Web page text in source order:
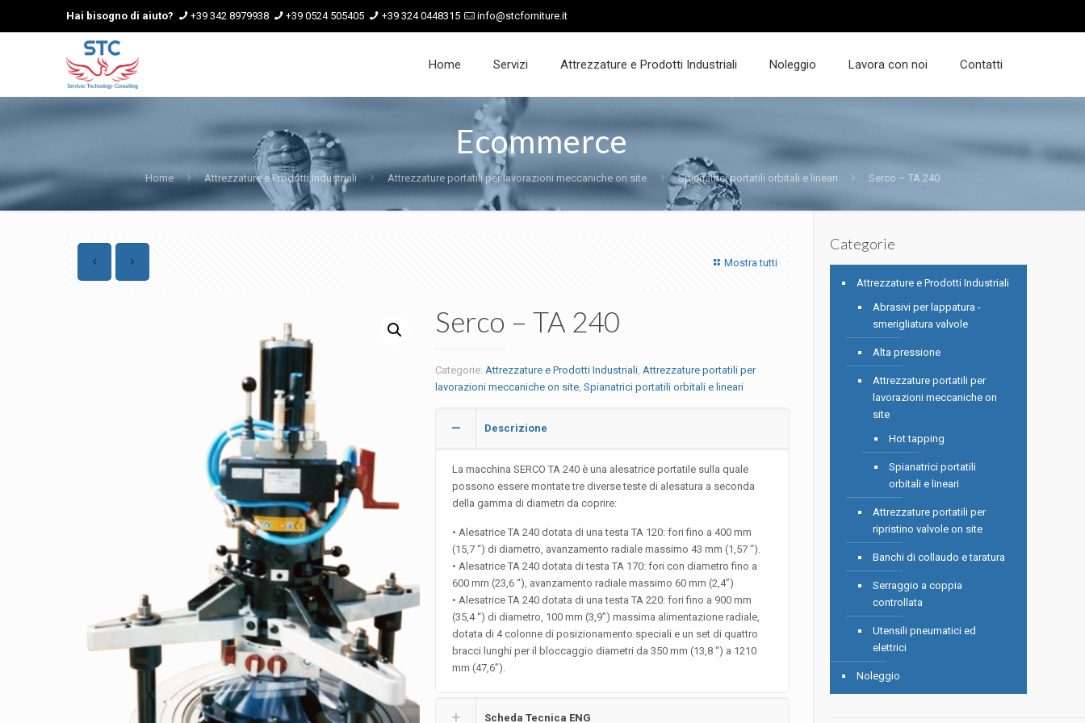
Hai bisogno di aiuto? +39 342 8979938 +39 0524 505405 +39 324 0448315 info@stcforniture.it
Home Servizi Attrezzature e Prodotti Industriali Noleggio Lavora con noi Contatti
Ecommerce
Home Attrezzature e Prodotti Industriali Attrezzature portatili per lavorazioni meccaniche on site Spianatrici portatili orbitali e lineari Serco – TA 240
Mostra tutti
Serco – TA 240
Categorie: Attrezzature e Prodotti Industriali, Attrezzature portatili per
lavorazioni meccaniche on site, Spianatrici portatili orbitali e lineari
Descrizione
La macchina SERCO TA 240 è una alesatrice portatile sulla quale
possono essere montate tre diverse teste di alesatura a seconda
della gamma di diametri da coprire:
• Alesatrice TA 240 dotata di una testa TA 120: fori fino a 400 mm
(15,7 “) di diametro, avanzamento radiale massimo 43 mm (1,57 “).
• Alesatrice TA 240 dotata di testa TA 170: fori con diametro fino a
600 mm (23,6 “), avanzamento radiale massimo 60 mm (2,4”)
• Alesatrice TA 240 dotata di una testa TA 220: fori fino a 900 mm
(35,4 “) di diametro, 100 mm (3,9”) massima alimentazione radiale,
dotata di 4 colonne di posizionamento speciali e un set di quattro
bracci lunghi per il bloccaggio diametri da 350 mm (13,8 “) a 1210
mm (47,6”).
Scheda Tecnica ENG
Categorie
Attrezzature e Prodotti Industriali
Abrasivi per lappatura -
smerigliatura valvole
Alta pressione
Attrezzature portatili per
lavorazioni meccaniche on
site
Hot tapping
Spianatrici portatili
orbitali e lineari
Attrezzature portatili per
ripristino valvole on site
Banchi di collaudo e taratura
Serraggio a coppia
controllata
Utensili pneumatici ed
elettrici
Noleggio